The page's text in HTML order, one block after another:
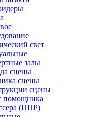
свет
залы
сцены
сцены
сцены
помощника
(ППР)